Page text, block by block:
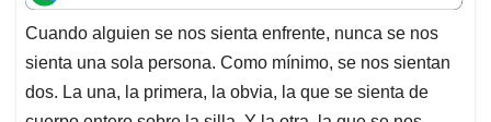
t
s
A
p
e
b
o
o
k
e
d
I
i
l
e
a
d
s
Cuando alguien se nos sienta enfrente, nunca se nos
sienta una sola persona. Como mínimo, se nos sientan
dos. La una, la primera, la obvia, la que se sienta de